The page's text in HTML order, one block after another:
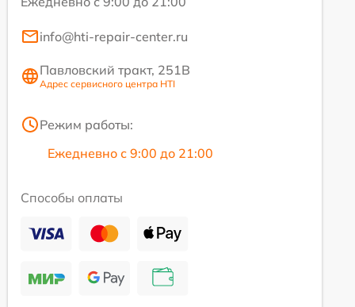
info@hti-repair-center.ru
Павловский тракт, 251В
Адрес сервисного центра HTI
Режим работы:
Ежедневно с 9:00 до 21:00
Способы оплаты